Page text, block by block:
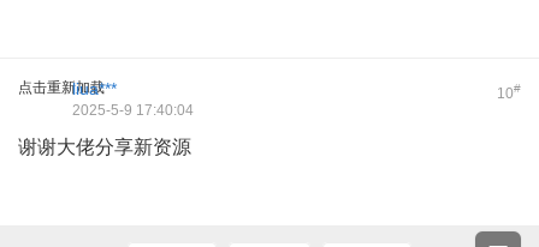
点击重新加载 10#
liua***
2025-5-9 17:40:04
谢谢大佬分享新资源